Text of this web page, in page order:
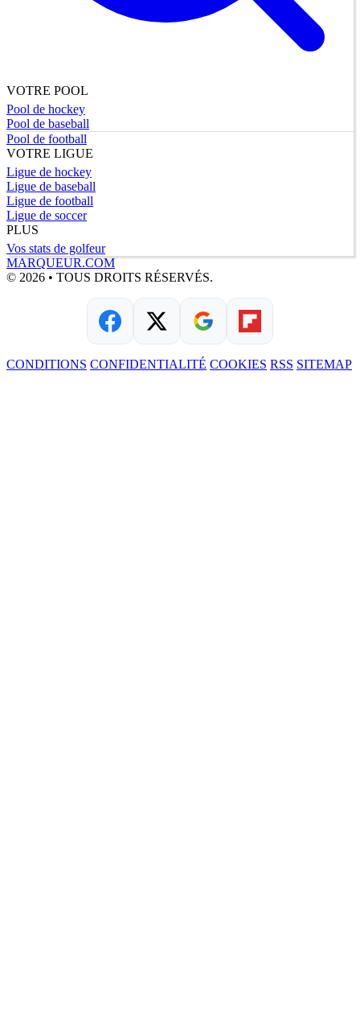
VOTRE POOL
Pool de hockey
Pool de baseball
Pool de football
VOTRE LIGUE
Ligue de hockey
Ligue de baseball
Ligue de football
Ligue de soccer
PLUS
Vos stats de golfeur
MARQUEUR.COM
© 2026 • TOUS DROITS RÉSERVÉS.
CONDITIONS CONFIDENTIALITÉ COOKIES RSS SITEMAP